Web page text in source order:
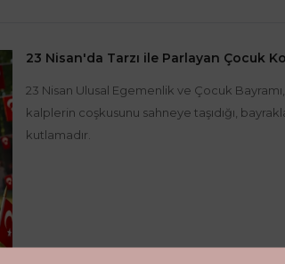
23 Nisan'da Tarzı ile Parlayan Çocuk
23 Nisan Ulusal Egemenlik ve Çocuk
kalplerin coşkusunu sahneye taşıdığı,
kutlamadır.